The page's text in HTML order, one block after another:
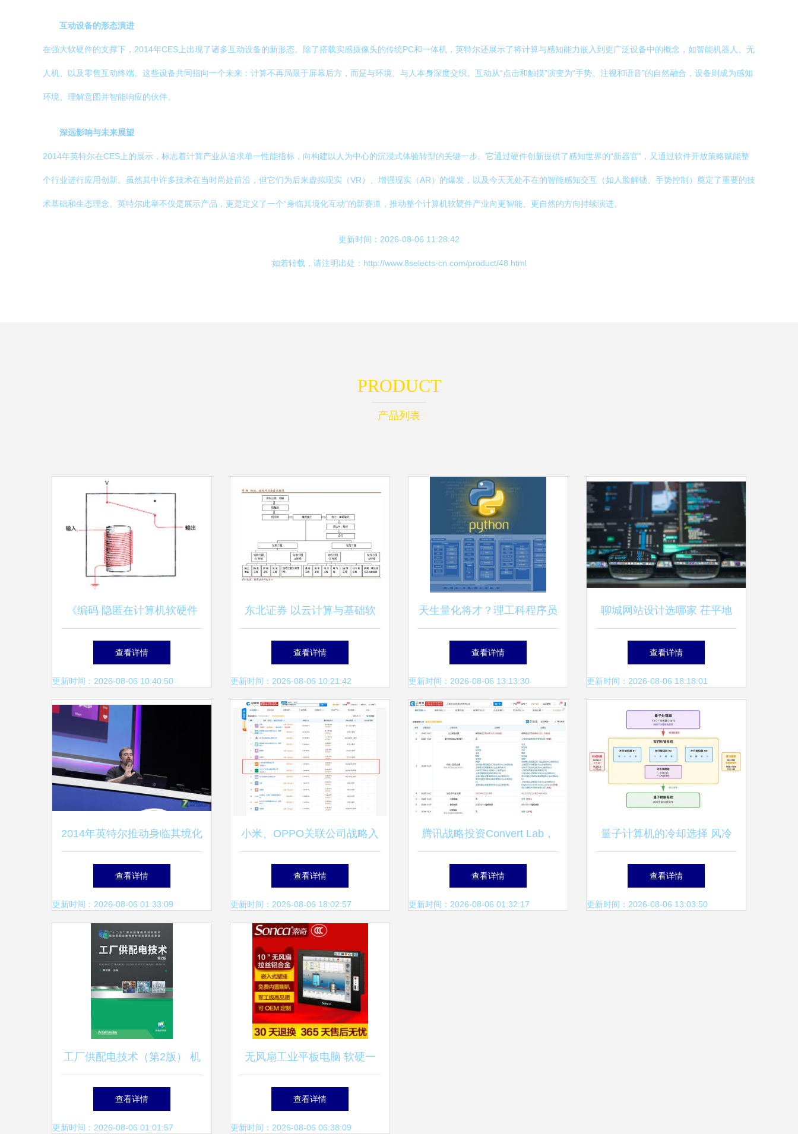
互动设备的形态演进
在强大软硬件的支撑下，2014年CES上出现了诸多互动设备的新形态。除了搭载实感摄像头的传统PC和一体机，英特尔还展示了将计算与感知能力嵌入到更广泛设备中的概念，如智能机器人、无
人机、以及零售互动终端。这些设备共同指向一个未来：计算不再局限于屏幕后方，而是与环境、与人本身深度交织。互动从“点击和触摸”演变为“手势、注视和语音”的自然融合，设备则成为感知
环境、理解意图并智能响应的伙伴。
深远影响与未来展望
2014年英特尔在CES上的展示，标志着计算产业从追求单一性能指标，向构建以人为中心的沉浸式体验转型的关键一步。它通过硬件创新提供了感知世界的“新器官”，又通过软件开放策略赋能整
个行业进行应用创新。虽然其中许多技术在当时尚处前沿，但它们为后来虚拟现实（VR）、增强现实（AR）的爆发，以及今天无处不在的智能感知交互（如人脸解锁、手势控制）奠定了重要的技
术基础和生态理念。英特尔此举不仅是展示产品，更是定义了一个“身临其境化互动”的新赛道，推动整个计算机软硬件产业向更智能、更自然的方向持续演进。
更新时间：2026-08-06 11:28:42
如若转载，请注明出处：http://www.8selects-cn.com/product/48.html
PRODUCT
产品列表
《编码 隐匿在计算机软硬件
背后的语言》读书笔记（上）
从简单开关到复杂系统的奇妙
旅程
查看详情
更新时间：2026-08-06 10:40:50
东北证券 以云计算与基础软
硬件为基，聚焦高景气细分赛
道——计算机行业深度分析
查看详情
更新时间：2026-08-06 10:21:42
天生量化将才？理工科程序员
在量化投资中的优劣势分析
查看详情
更新时间：2026-08-06 13:13:30
聊城网站设计选哪家 茌平地
区计算机软硬件网站设计专业
指南
查看详情
更新时间：2026-08-06 18:18:01
2014年英特尔推动身临其境化
互动设备 软硬件协同的创新
浪潮
查看详情
更新时间：2026-08-06 01:33:09
小米、OPPO关联公司战略入
股美幻科技，跨界布局地震服
务与软硬件领域
查看详情
更新时间：2026-08-06 18:02:57
腾讯战略投资Convert Lab，
深化数字营销与软硬件整合布
局
查看详情
更新时间：2026-08-06 01:32:17
量子计算机的冷却选择 风冷
与水冷的技术权衡
查看详情
更新时间：2026-08-06 13:03:50
工厂供配电技术（第2版） 机
械工业出版社的电气工程经典
教材
查看详情
更新时间：2026-08-06 01:01:57
无风扇工业平板电脑 软硬一
体化解决方案在现代工业中的
应用与优势
查看详情
更新时间：2026-08-06 06:38:09